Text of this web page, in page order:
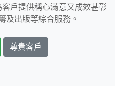
戶提供稱心滿意又成效甚彰
及出版等綜合服務。
尊貴客戶